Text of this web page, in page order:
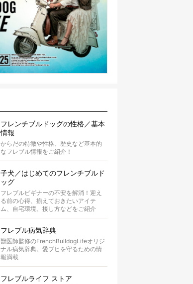
フレンチブルドッグの性格／基本
情報
からだの特徴や性格、歴史など基本的
なフレブル情報をご紹介！
子犬／はじめてのフレンチブルド
ッグ
フレブルビギナーの不安を解消！迎え
る前の心得、揃えておきたいアイテ
ム、自宅環境、接し方などをご紹介
フレブル病気辞典
獣医師監修のFrenchBulldogLifeオリジ
ナル病気辞典。愛ブヒを守るための情
報満載
フレブルライフ ストア